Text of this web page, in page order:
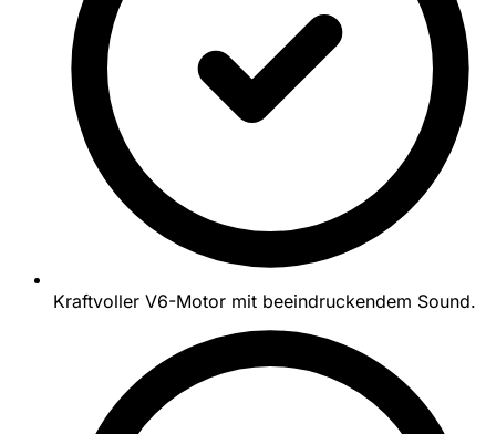
Kraftvoller V6-Motor mit beeindruckendem Sound.